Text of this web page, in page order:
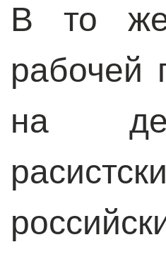
В то же
рабочей
на